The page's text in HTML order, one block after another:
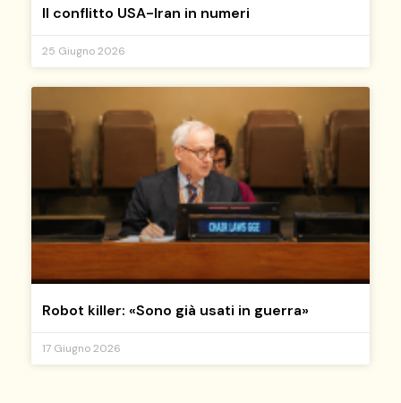
Il conflitto USA-Iran in numeri
25 Giugno 2026
Robot killer: «Sono già usati in guerra»
17 Giugno 2026